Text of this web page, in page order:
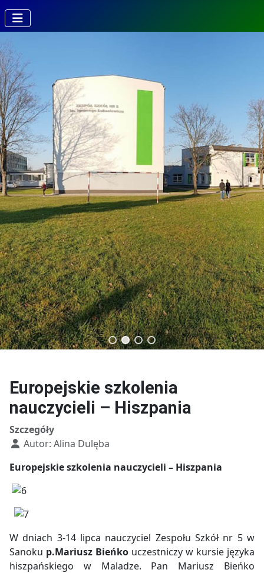
Kierunki w
Technikum
Technik fotografii i
multimediów
Technik budownictwa
Technik usług fryzjerskich
Europejskie szkolenia
nauczycieli – Hiszpania
Szczegóły
Autor: Alina Dulęba
Europejskie szkolenia nauczycieli – Hiszpania
W dniach 3-14 lipca nauczyciel Zespołu Szkół nr 5 w
Sanoku p.Mariusz Bieńko uczestniczy w kursie języka
hiszpańskiego w Maladze. Pan Mariusz Bieńko